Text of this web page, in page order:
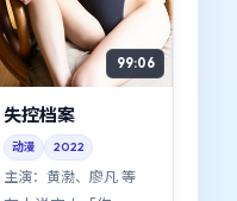
99:06
失控档案
动漫 2022
主演： 黄渤、廖凡 等